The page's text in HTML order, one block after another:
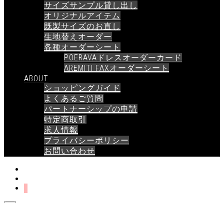
サイズサンプル貸し出し
オリジナルアイテム
既製サイズのお直し
生地替えオーダー
各種オーダーシート
POERAVAドレスオーダーカード
AREMITI FAXオーダーシート
ABOUT
ショッピングガイド
よくあるご質問
パートナーシップの申請
特定商取引
求人情報
プライバシーポリシー
お問い合わせ